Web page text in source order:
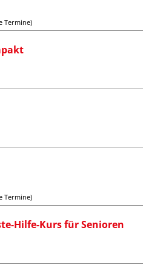
Termine)
Termine)
Hilfe-Kurs für Senioren